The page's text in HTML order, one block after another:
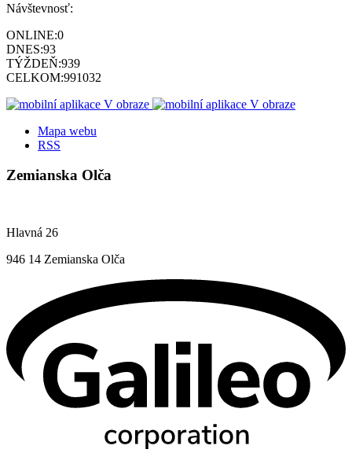
Návštevnosť:
ONLINE:0
DNES:93
TÝŽDEŇ:939
CELKOM:991032
Mapa webu
RSS
Zemianska Olča
Hlavná 26
946 14 Zemianska Olča